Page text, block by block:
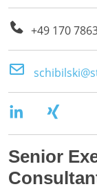
+49 170
Senior